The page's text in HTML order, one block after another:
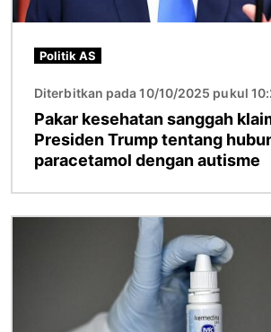
Politik AS
Diterbitkan pada 10/10/2025 pukul
Pakar kesehatan sanggah
Presiden Trump tentang
paracetamol dengan autisme